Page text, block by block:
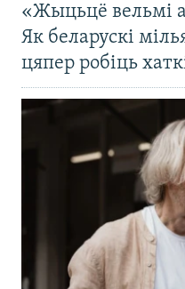
«Жыцьцё вельмі
Як беларускі
цяпер робіць